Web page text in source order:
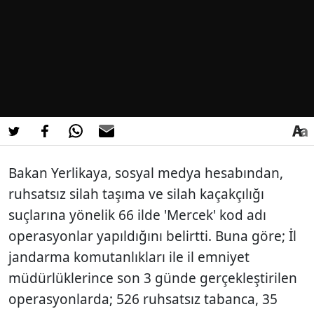
Bakan Yerlikaya, sosyal medya hesabından,
ruhsatsız silah taşıma ve silah kaçakçılığı
suçlarına yönelik 66 ilde 'Mercek' kod adı
operasyonlar yapıldığını belirtti. Buna göre; İl
jandarma komutanlıkları ile il emniyet
müdürlüklerince son 3 günde gerçekleştirilen
operasyonlarda; 526 ruhsatsız tabanca, 35